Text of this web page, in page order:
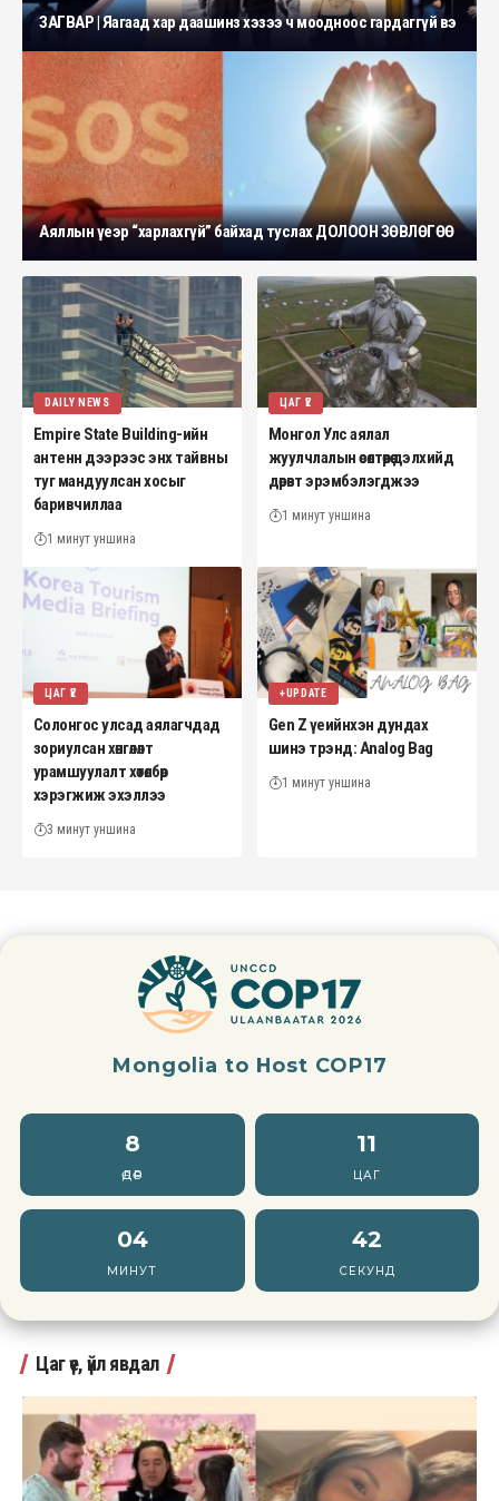
ЗАГВАР | Яагаад хар даашинз хэзээ ч моодноос гардаггүй вэ
Аяллын үеэр “харлахгүй” байхад туслах ДОЛООН ЗӨВЛӨГӨӨ
DAILY NEWS
Empire State Building-ийн
антенн дээрээс энх тайвны
туг мандуулсан хосыг
баривчиллаа
1 минут уншина
ЦАГ ҮЕ
Монгол Улс аялал
жуулчлалын өсөлтөөрөө дэлхийд
дөрөвт эрэмбэлэгджээ
1 минут уншина
ЦАГ ҮЕ
Солонгос улсад аялагчдад
зориулсан хөнгөлөлт
урамшуулалт хөтөлбөр
хэрэгжиж эхэллээ
3 минут уншина
+UPDATE
Gen Z үеийнхэн дундах
шинэ трэнд: Analog Bag
1 минут уншина
Mongolia to Host COP17
8
ӨДӨР
11
ЦАГ
04
МИНУТ
40
СЕКУНД
Цаг үе, үйл явдал